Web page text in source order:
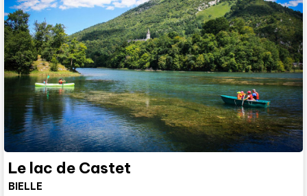
Le lac de Castet
BIELLE